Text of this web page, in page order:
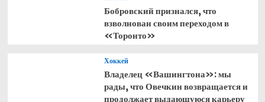
Бобровский признался, что
взволнован своим переходом в
«Торонто»
Хоккей
Владелец «Вашингтона»: мы
рады, что Овечкин возвращается и
продолжает выдающуюся карьеру